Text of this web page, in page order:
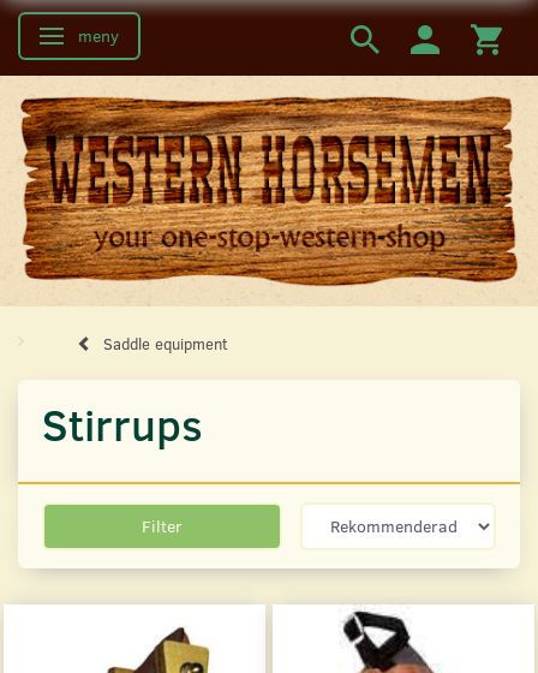
Ändra navigering
meny
Saddle equipment
Stirrups
Filter